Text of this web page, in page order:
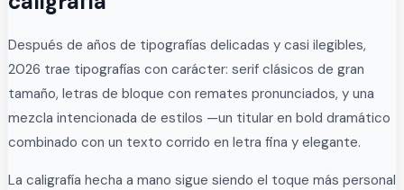
Después de años de tipografías delicadas y casi ilegibles,
2026 trae tipografías con carácter: serif clásicos de gran
tamaño, letras de bloque con remates pronunciados, y una
mezcla intencionada de estilos —un titular en bold dramático
combinado con un texto corrido en letra fina y elegante.
La caligrafía hecha a mano sigue siendo el toque más personal